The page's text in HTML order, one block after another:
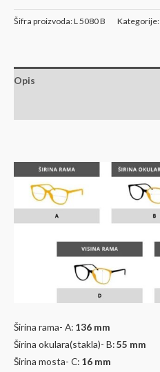
Šifra proizvoda:L 5080 B Kategorije:
Opis
Širina rama- A: 136 mm
Širina okulara(stakla)- B:55 mm
Širina mosta- C: 16 mm